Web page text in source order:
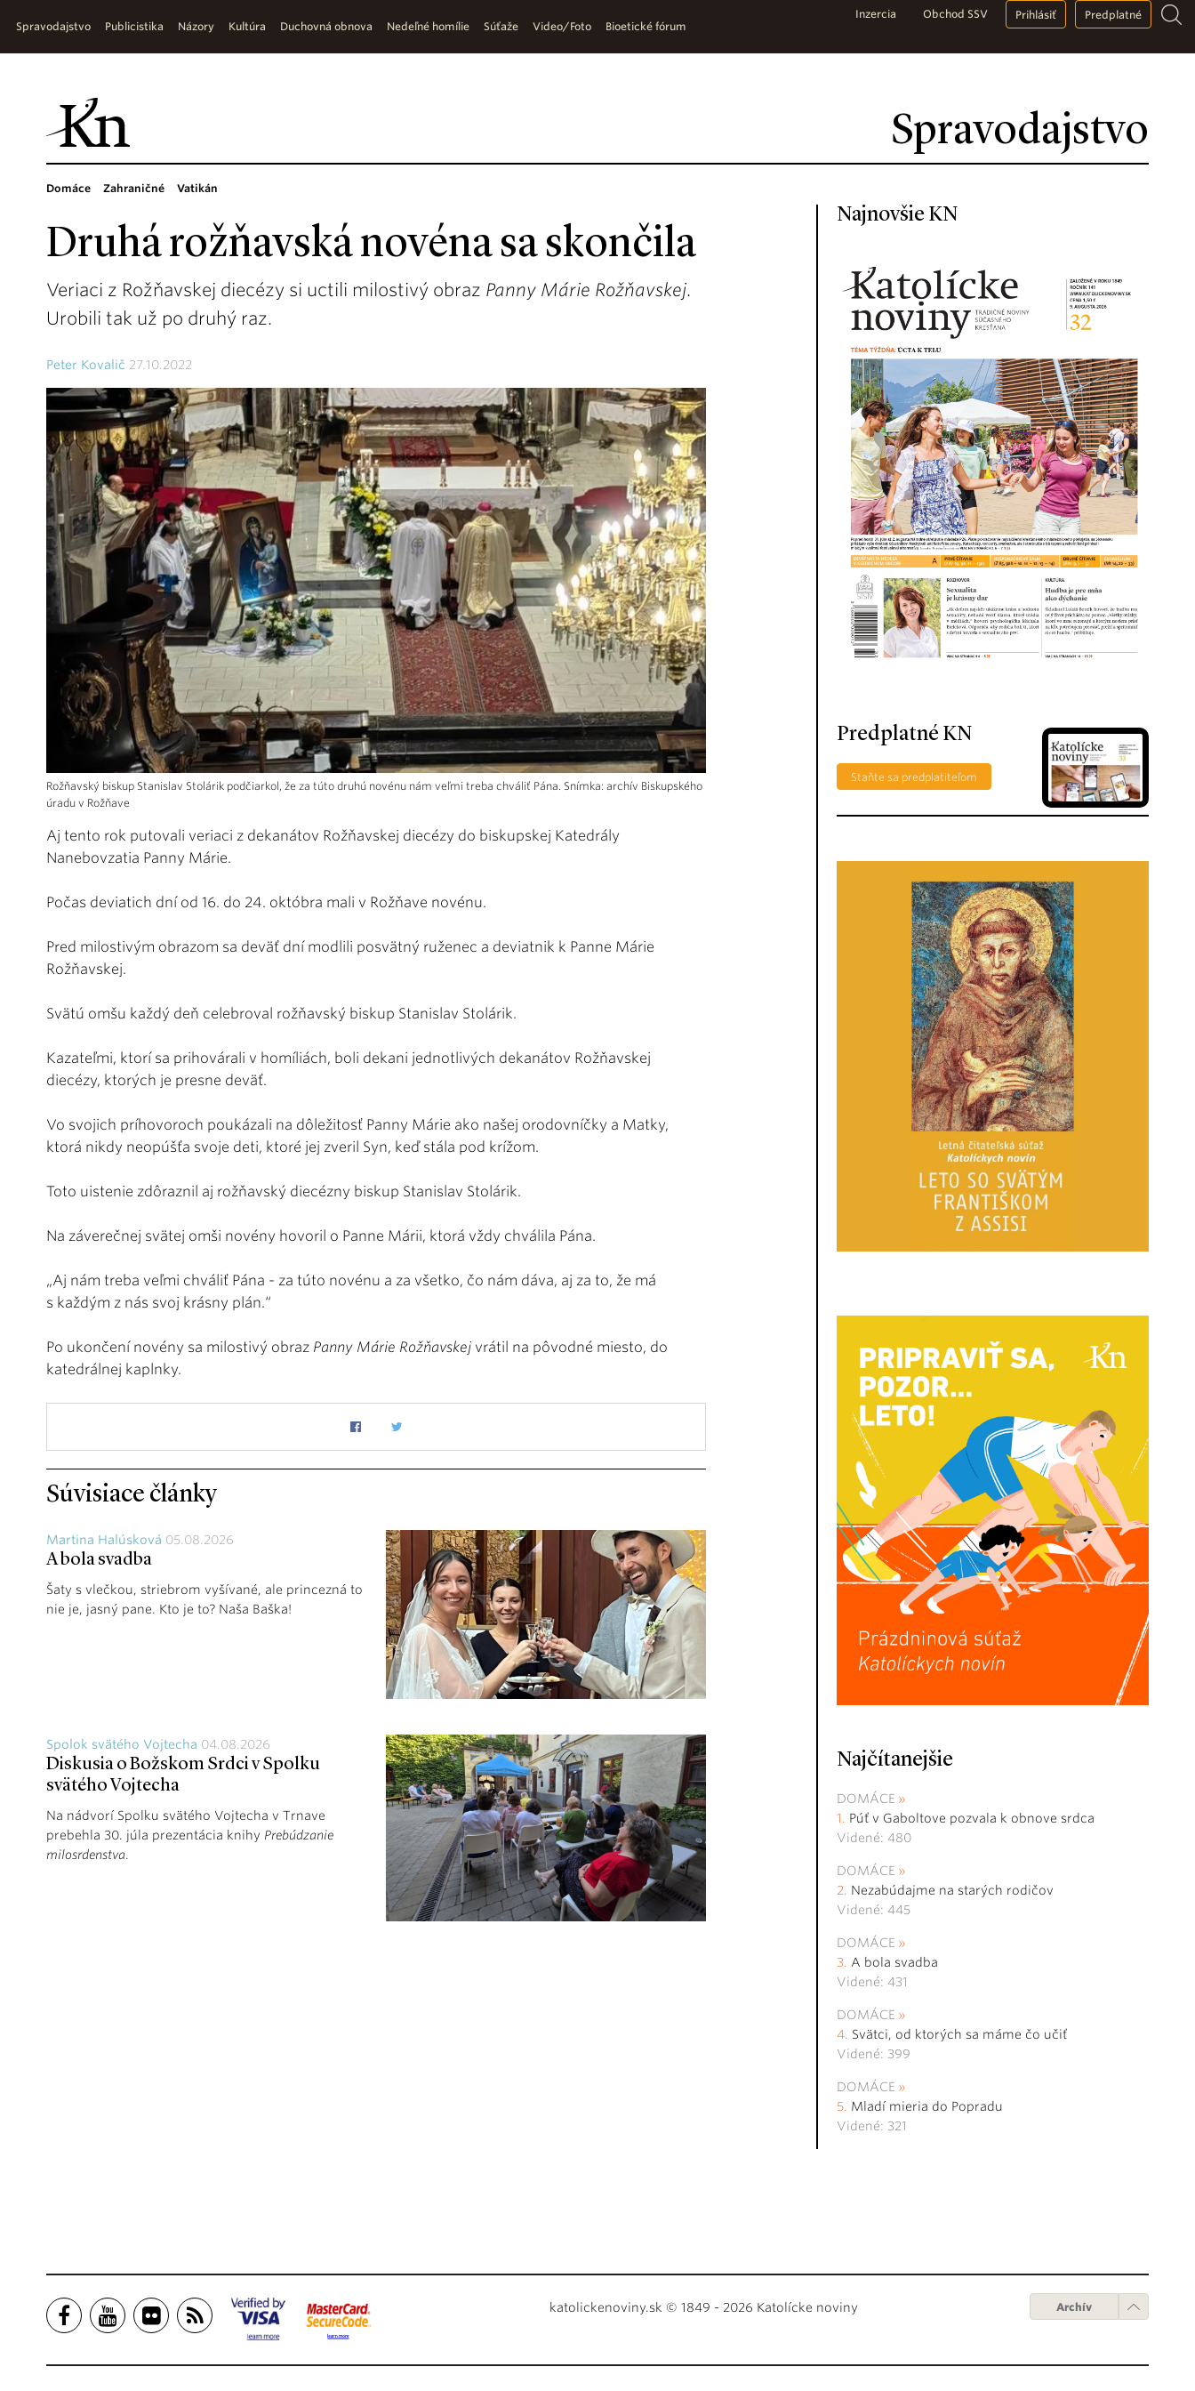
Spravodajstvo
Spravodajstvo Publicistika Názory Kultúra Duchovná obnova Nedeľné homílie Súťaže Video/Foto Bioetické fórum
Inzercia Obchod SSV Prihlásiť Predplatné
Domáce Zahraničné Vatikán
Druhá rožňavská novéna sa skončila
Veriaci z Rožňavskej diecézy si uctili milostivý obraz Panny Márie Rožňavskej.
Urobili tak už po druhý raz.
Peter Kovalič 27.10.2022
Rožňavský biskup Stanislav Stolárik podčiarkol, že za túto druhú novénu nám veľmi treba chváliť Pána. Snímka: archív Biskupského
úradu v Rožňave
Aj tento rok putovali veriaci z dekanátov Rožňavskej diecézy do biskupskej Katedrály
Nanebovzatia Panny Márie.
Počas deviatich dní od 16. do 24. októbra mali v Rožňave novénu.
Pred milostivým obrazom sa deväť dní modlili posvätný ruženec a deviatnik k Panne Márie
Rožňavskej.
Svätú omšu každý deň celebroval rožňavský biskup Stanislav Stolárik.
Kazateľmi, ktorí sa prihovárali v homíliách, boli dekani jednotlivých dekanátov Rožňavskej
diecézy, ktorých je presne deväť.
Vo svojich príhovoroch poukázali na dôležitosť Panny Márie ako našej orodovníčky a Matky,
ktorá nikdy neopúšťa svoje deti, ktoré jej zveril Syn, keď stála pod krížom.
Toto uistenie zdôraznil aj rožňavský diecézny biskup Stanislav Stolárik.
Na záverečnej svätej omši novény hovoril o Panne Márii, ktorá vždy chválila Pána.
„Aj nám treba veľmi chváliť Pána - za túto novénu a za všetko, čo nám dáva, aj za to, že má
s každým z nás svoj krásny plán.“
Po ukončení novény sa milostivý obraz Panny Márie Rožňavskej vrátil na pôvodné miesto, do
katedrálnej kaplnky.
Súvisiace články
Martina Halúsková 05.08.2026
A bola svadba
Šaty s vlečkou, striebrom vyšívané, ale princezná to
nie je, jasný pane. Kto je to? Naša Baška!
Spolok svätého Vojtecha 04.08.2026
Diskusia o Božskom Srdci v Spolku
svätého Vojtecha
Na nádvorí Spolku svätého Vojtecha v Trnave
prebehla 30. júla prezentácia knihy Prebúdzanie
milosrdenstva.
Najnovšie KN
Predplatné KN
Staňte sa predplatiteľom
Najčítanejšie
DOMÁCE
Púť v Gaboltove pozvala k obnove srdca
Videné: 480
DOMÁCE
Nezabúdajme na starých rodičov
Videné: 445
DOMÁCE
A bola svadba
Videné: 431
DOMÁCE
Svätci, od ktorých sa máme čo učiť
Videné: 399
DOMÁCE
Mladí mieria do Popradu
Videné: 321
katolickenoviny.sk © 1849 - 2026 Katolícke noviny Archív